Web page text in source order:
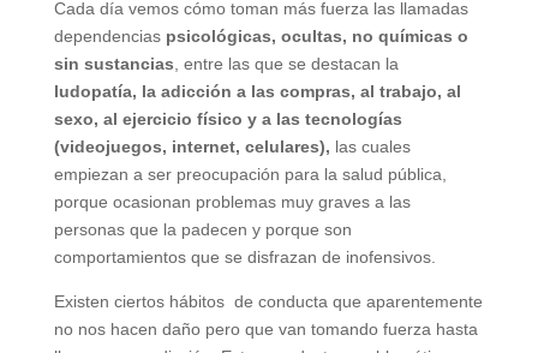
Cada día vemos cómo toman más fuerza las llamadas
dependencias psicológicas, ocultas, no químicas o
sin sustancias , entre las que se destacan la
ludopatía, la adicción a las compras, al trabajo, al
sexo, al ejercicio físico y a las tecnologías
(videojuegos, internet, celulares), las cuales
empiezan a ser preocupación para la salud pública,
porque ocasionan problemas muy graves a las
personas que la padecen y porque son
comportamientos que se disfrazan de inofensivos.
Existen ciertos hábitos de conducta que aparentemente
no nos hacen daño pero que van tomando fuerza hasta